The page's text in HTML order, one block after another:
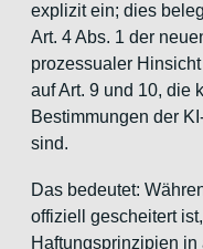
explizit ein; dies
Art. 4 Abs. 1 der
prozessualer
auf Art. 9 und 10, die
Bestimmungen der
sind.
Das bedeutet:
offiziell gescheitert
Haftungsprinzipien